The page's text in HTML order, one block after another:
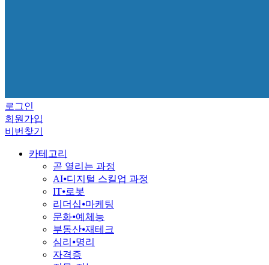
로그인
회원가입
비번찾기
카테고리
곧 열리는 과정
AI⦁디지털 스킬업 과정
IT⦁로봇
리더십⦁마케팅
문화⦁예체능
부동산⦁재테크
심리⦁명리
자격증